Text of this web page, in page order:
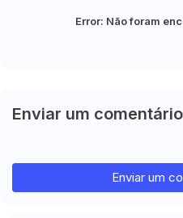
Error: Não foram
Enviar um comentário
Enviar um